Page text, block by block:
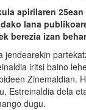
apirilaren
lana
berezia izan
jendearekin
iritsi baino
Zinemaldian.
Estreinaldia dela
dugu.